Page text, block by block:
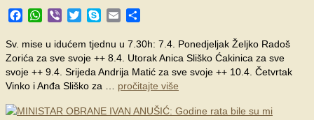
Facebook
WhatsApp
Viber TwitterSkypeEmail
Sv. mise u idućem tjednu u 7.30h: 7.4. Ponedjeljak Željko Radoš
Zorića za sve svoje ++ 8.4. Utorak Anica Sliško Ćakinica za sve
svoje ++ 9.4. Srijeda Andrija Matić za sve svoje ++ 10.4. Četvrtak
Vinko i Anđa Sliško za … pročitajte više